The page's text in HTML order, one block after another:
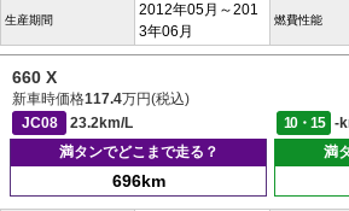
生産期間
2012年05月～201
3年06月
燃費性能
660 X
新車時価格117.4万円(税込)
JC08
23.2km/L 10・15
-
満タンでどこまで走る？
696km
満